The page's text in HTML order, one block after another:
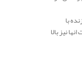
با
نیز بالا